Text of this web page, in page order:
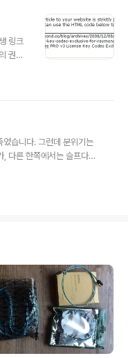
붙이면 됩니다. 주의사항 :
#.#판을"라는 부분
링크
권리
링
고
관계만
자체
명시
습니다. 그런데 분위기는
다른 한쪽에서는 슬프다는
군요. 그래도 일국의 대통
정치인치고는 깨끗한 사람
니다. 아, 5백만 달러나 처